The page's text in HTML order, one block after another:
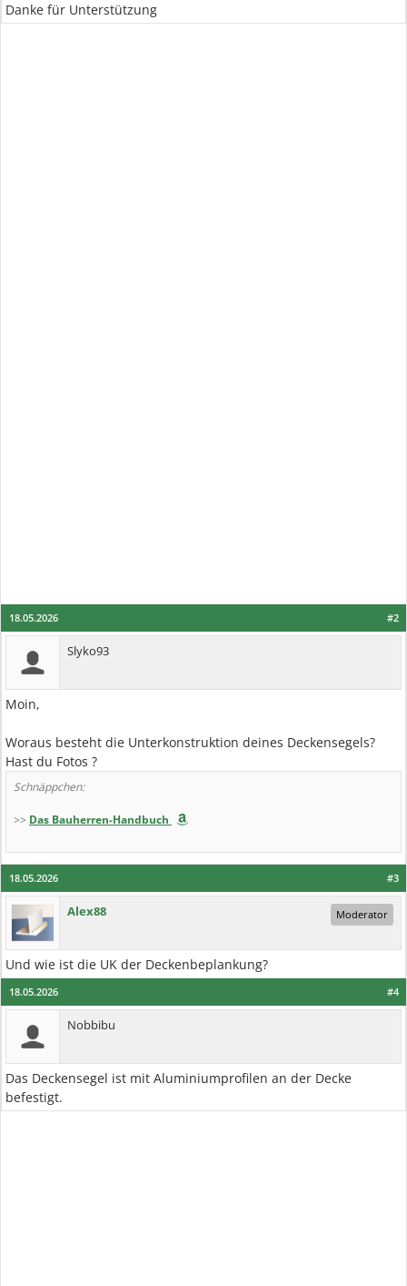
Danke für Unterstützung
#2
18.05.2026
Slyko93
Moin,
Woraus besteht die Unterkonstruktion deines Deckensegels?
Hast du Fotos ?
Schnäppchen:
>> Das Bauherren-Handbuch
#3
18.05.2026
Alex88 Moderator
Und wie ist die UK der Deckenbeplankung?
#4
18.05.2026
Nobbibu
Das Deckensegel ist mit Aluminiumprofilen an der Decke
befestigt.